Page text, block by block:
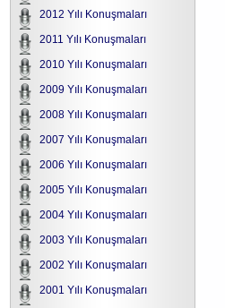
2012 Yılı Konuşmaları
2011 Yılı Konuşmaları
2010 Yılı Konuşmaları
2009 Yılı Konuşmaları
2008 Yılı Konuşmaları
2007 Yılı Konuşmaları
2006 Yılı Konuşmaları
2005 Yılı Konuşmaları
2004 Yılı Konuşmaları
2003 Yılı Konuşmaları
2002 Yılı Konuşmaları
2001 Yılı Konuşmaları